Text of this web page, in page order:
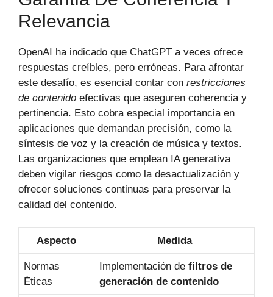
Relevancia
OpenAI ha indicado que ChatGPT a veces ofrece
respuestas creíbles, pero erróneas. Para afrontar
este desafío, es esencial contar con restricciones
de contenido efectivas que aseguren coherencia y
pertinencia. Esto cobra especial importancia en
aplicaciones que demandan precisión, como la
síntesis de voz y la creación de música y textos.
Las organizaciones que emplean IA generativa
deben vigilar riesgos como la desactualización y
ofrecer soluciones continuas para preservar la
calidad del contenido.
Aspecto Medida
Normas
Éticas
Implementación de filtros de
generación de contenido